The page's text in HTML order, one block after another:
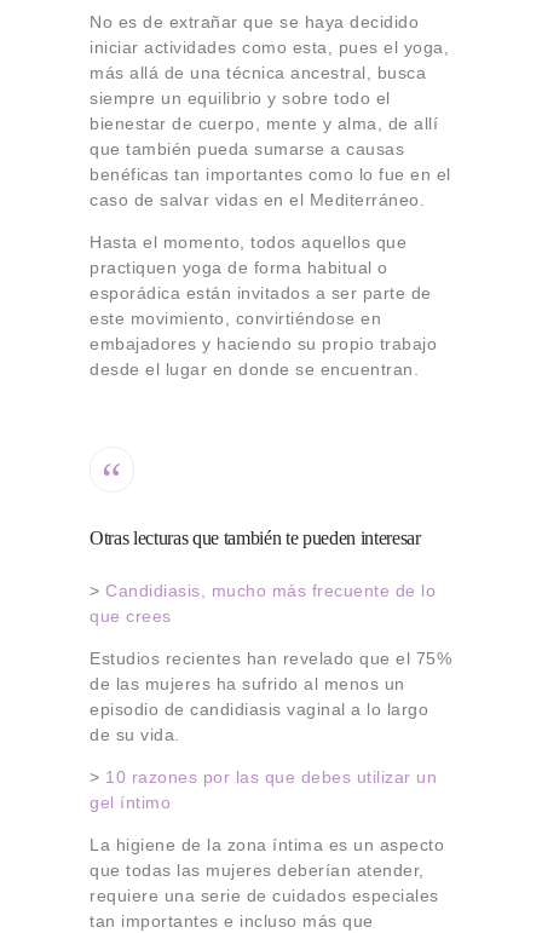
No es de extrañar que se haya decidido
iniciar actividades como esta, pues el yoga,
más allá de una técnica ancestral, busca
siempre un equilibrio y sobre todo el
bienestar de cuerpo, mente y alma, de allí
que también pueda sumarse a causas
benéficas tan importantes como lo fue en el
caso de salvar vidas en el Mediterráneo.
Hasta el momento, todos aquellos que
practiquen yoga de forma habitual o
esporádica están invitados a ser parte de
este movimiento, convirtiéndose en
embajadores y haciendo su propio trabajo
desde el lugar en donde se encuentran.
Otras lecturas que también te pueden interesar
> Candidiasis, mucho más frecuente de lo
que crees
Estudios recientes han revelado que el 75%
de las mujeres ha sufrido al menos un
episodio de candidiasis vaginal a lo largo
de su vida.
> 10 razones por las que debes utilizar un
gel íntimo
La higiene de la zona íntima es un aspecto
que todas las mujeres deberían atender,
requiere una serie de cuidados especiales
tan importantes e incluso más que